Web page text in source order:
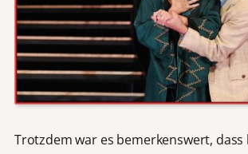
Trotzdem war es bemerkenswert, dass